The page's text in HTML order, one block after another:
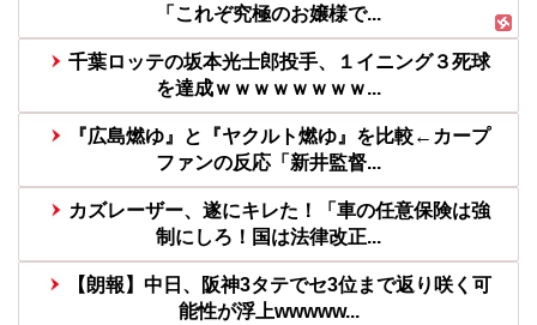
「これぞ究極のお嬢様で...
千葉ロッテの坂本光士郎投手、１イニング３死球
を達成ｗｗｗｗｗｗｗｗ...
『広島燃ゆ』と『ヤクルト燃ゆ』を比較←カープ
ファンの反応「新井監督...
カズレーザー、遂にキレた！「車の任意保険は強
制にしろ！国は法律改正...
【朗報】中日、阪神3タテでセ3位まで返り咲く可
能性が浮上wwwww...